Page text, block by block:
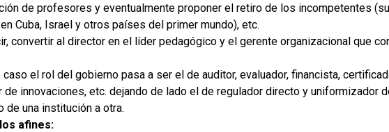
de profesores y eventualmente proponer el retiro de los incompetentes
Cuba, Israel y otros países del primer mundo), etc.
convertir al director en el líder pedagógico y el gerente organizacional que
caso el rol del gobierno pasa a ser el de auditor, evaluador, financista,
de innovaciones, etc. dejando de lado el de regulador directo y uniformizador
de una institución a otra.
afines: